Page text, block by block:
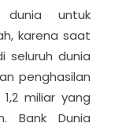
dunia untuk
karena saat
seluruh dunia
penghasilan
miliar yang
Bank Dunia